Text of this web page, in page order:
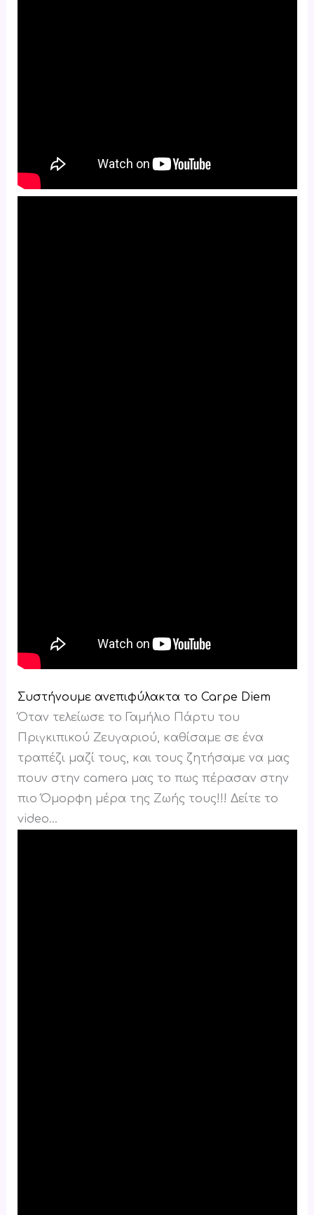
Συστήνουμε ανεπιφύλακτα το Carpe Diem
Όταν τελείωσε το Γαμήλιο Πάρτυ του
Πριγκιπικού Ζευγαριού, καθίσαμε σε ένα
τραπέζι μαζί τους, και τους ζητήσαμε να μας
πουν στην camera μας το πως πέρασαν στην
πιο Όμορφη μέρα της Ζωής τους!!! Δείτε το
video…